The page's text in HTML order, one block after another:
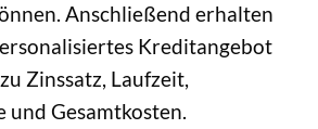
Anschließend erhalten
Kreditangebot
Zinssatz, Laufzeit,
und Gesamtkosten.